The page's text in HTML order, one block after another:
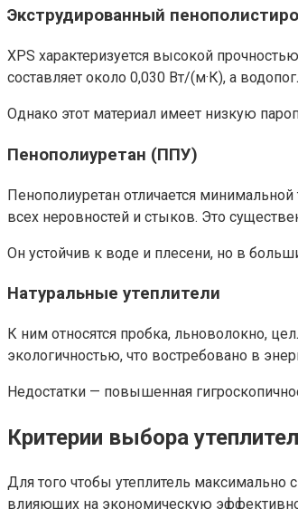
Экструдированный
XPS характеризуется высокой
составляет около 0,030 Вт/(м·К), а
Однако этот материал имеет низкую
Пенополиуретан (ППУ)
Пенополиуретан отличается
всех неровностей и стыков. Это
Он устойчив к воде и плесени, но в
Натуральные утеплители
К ним относятся пробка, льноволокно,
экологичностью, что востребовано в
Недостатки — повышенная
Критерии выбора
Для того чтобы утеплитель максимально
влияющих на экономическую